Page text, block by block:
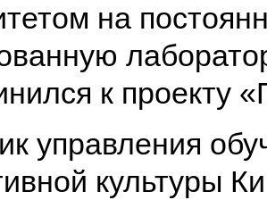
на
к проекту
управления
культуры